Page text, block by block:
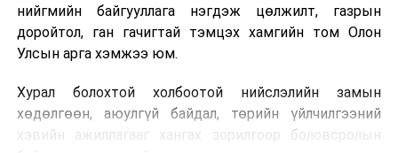
нийгмийн байгууллага нэгдэж цөлжилт, газрын
доройтол, ган гачигтай тэмцэх хамгийн том Олон
Улсын арга хэмжээ юм.
Хурал болохтой холбоотой нийслэлийн замын
хөдөлгөөн, аюулгүй байдал, төрийн үйлчилгээний
хэвийн ажиллагааг хангах зорилгоор боловсролын